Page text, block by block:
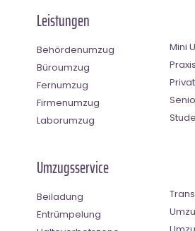
Leistungen
Behördenumzug
Büroumzug
Fernumzug
Firmenumzug
Laborumzug
Mini
Umzugsservice
Beiladung
Entrümpelung